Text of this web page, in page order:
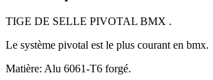
TIGE DE SELLE PIVOTAL BMX .
Le système pivotal est le plus courant en bmx.
Matière: Alu 6061-T6 forgé.